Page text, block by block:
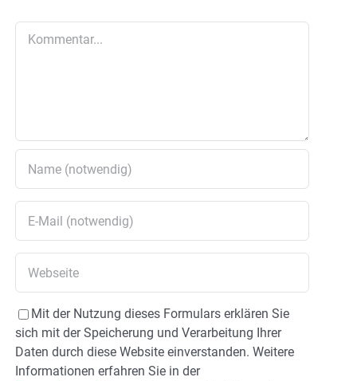
Mit der Nutzung dieses Formulars erklären Sie
sich mit der Speicherung und Verarbeitung Ihrer
Daten durch diese Website einverstanden. Weitere
Informationen erfahren Sie in der